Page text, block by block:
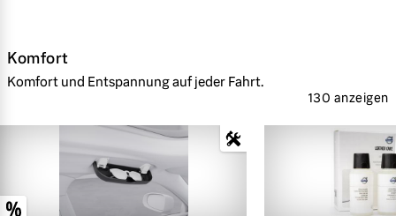
Komfort
Komfort und Entspannung auf jeder Fahrt.
130 anzeigen